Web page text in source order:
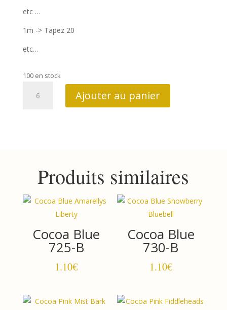
etc …
1m -> Tapez 20
etc…
100 en stock
Ajouter au panier
Produits similaires
Cocoa Blue
725-B
1.10€
Cocoa Blue
730-B
1.10€